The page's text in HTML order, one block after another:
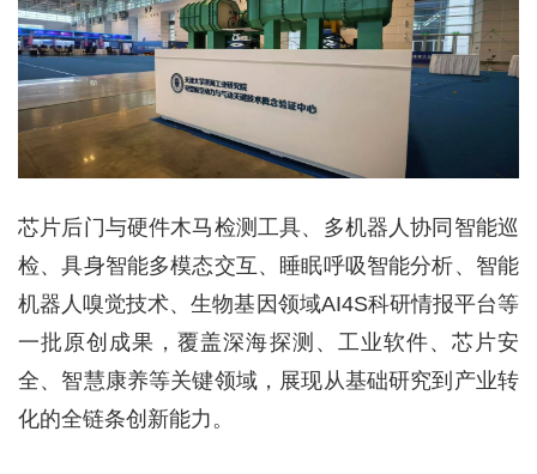
芯片后门与硬件木马检测工具、多机器人协同智能巡
检、具身智能多模态交互、睡眠呼吸智能分析、智能
机器人嗅觉技术、生物基因领域AI4S科研情报平台等
一批原创成果，覆盖深海探测、工业软件、芯片安
全、智慧康养等关键领域，展现从基础研究到产业转
化的全链条创新能力。